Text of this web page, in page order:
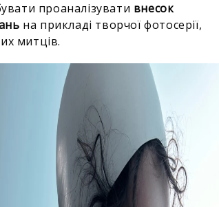
проаналізувати внесок
на прикладі творчої фотосерії,
митців.